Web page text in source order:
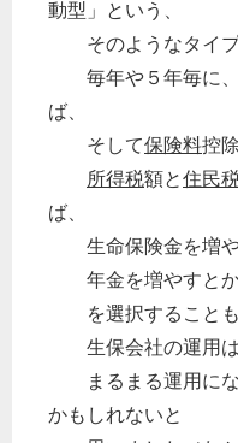
動型」という、
そのようなタイプ
毎年や５年毎に、
ば、
そして保険料控
所得税額と住民
ば、
生命保険金を増や
年金を増やすと
を選択することも
生保会社の運用は
まるまる運用にな
かもしれないと